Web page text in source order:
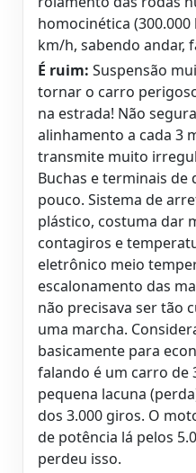
homocinética
km/h, sabendo andar,
É ruim: Suspensão
tornar o carro
na estrada! Não
alinhamento a cada 3
transmite muito
Buchas e terminais de
pouco. Sistema de
plástico, costuma dar
contagiros e
eletrônico meio
escalonamento das
não precisava ser tão
uma marcha.
basicamente para
falando é um carro de
pequena lacuna
dos 3.000 giros. O
de potência lá pelos
perdeu isso.